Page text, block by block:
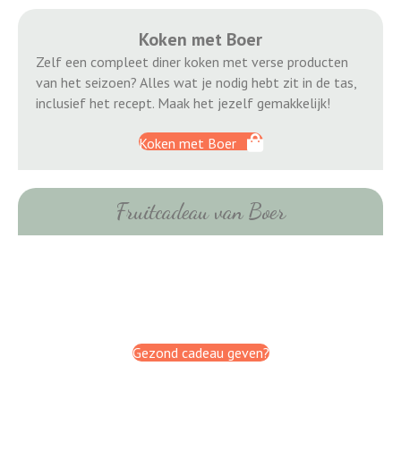
Koken met Boer
Zelf een compleet diner koken met verse producten
van het seizoen? Alles wat je nodig hebt zit in de tas,
inclusief het recept. Maak het jezelf gemakkelijk!
Koken met Boer
Fruitcadeau van Boer
Gezond cadeau geven?